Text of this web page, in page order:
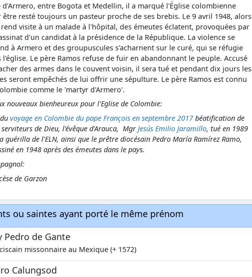
d'Armero, entre Bogota et Medellin, il a marqué l'Église colombienne
être resté toujours un pasteur proche de ses brebis. Le 9 avril 1948, alors
visite à un malade à l'hôpital, des émeutes éclatent, provoquées par
d'un candidat à la présidence de la République. La violence se
à Armero et des groupuscules s'acharnent sur le curé, qui se réfugie
l'église. Le père Ramos refuse de fuir en abandonnant le peuple. Accusé
des armes dans le couvent voisin, il sera tué et pendant dix jours les
seront empêchés de lui offrir une sépulture. Le père Ramos est connu
comme le 'martyr d'Armero'.
nouveaux bienheureux pour l'Eglise de Colombie:
voyage en Colombie du pape François en septembre 2017 béatification de
serviteurs de Dieu, l'évêque d'Arauca, Mgr Jesús Emilio Jaramillo, tué en 1989
guérilla de l'ELN, ainsi que le prêtre diocésain Pedro María Ramírez Ramo,
en 1948 après des émeutes dans le pays.
de Garzon
ou saintes ayant porté le même prénom
Pedro de Gante
missonnaire au Mexique (+ 1572)
Calungsod